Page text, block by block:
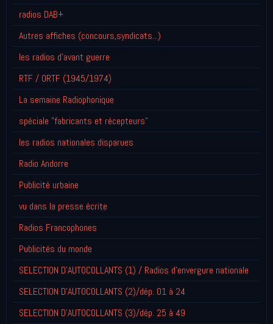
radios DAB+
Autres affiches (concours,syndicats...)
les radios d'avant guerre
RTF / ORTF (1945/1974)
La semaine Radiophonique
spéciale "fabricants et récepteurs"
les radios nationales disparues
Radio Andorre
Publicité urbaine
vu dans la presse écrite
Radios Francophones
Publicités du monde
SELECTION D'AUTOCOLLANTS (1) / Radios d'envergure nationale
SELECTION D'AUTOCOLLANTS (2)/dép. 01 à 24
SELECTION D'AUTOCOLLANTS (3)/dép. 25 à 49